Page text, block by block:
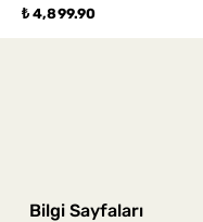
₺ 4,899.90
Bilgi Sayfaları